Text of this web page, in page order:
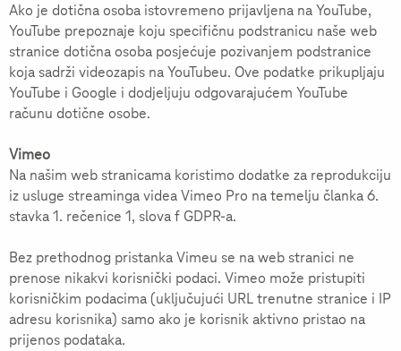
Ako je dotična osoba istovremeno prijavljena na YouTube,
YouTube prepoznaje koju specifičnu podstranicu naše web
stranice dotična osoba posjećuje pozivanjem podstranice
koja sadrži videozapis na YouTubeu. Ove podatke prikupljaju
YouTube i Google i dodjeljuju odgovarajućem YouTube
računu dotične osobe.
Vimeo
Na našim web stranicama koristimo dodatke za reprodukciju
iz usluge streaminga videa Vimeo Pro na temelju članka 6.
stavka 1. rečenice 1, slova f GDPR-a.
Bez prethodnog pristanka Vimeu se na web stranici ne
prenose nikakvi korisnički podaci. Vimeo može pristupiti
korisničkim podacima (uključujući URL trenutne stranice i IP
adresu korisnika) samo ako je korisnik aktivno pristao na
prijenos podataka.